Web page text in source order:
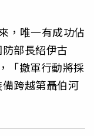
，唯一有成功佔
部長紹伊古
「撤軍行動將採
跨越第聶伯河